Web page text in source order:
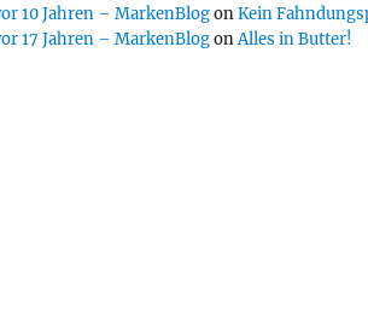
10 Jahren – MarkenBlogonKein
17 Jahren – MarkenBlogonAlles in Butter!